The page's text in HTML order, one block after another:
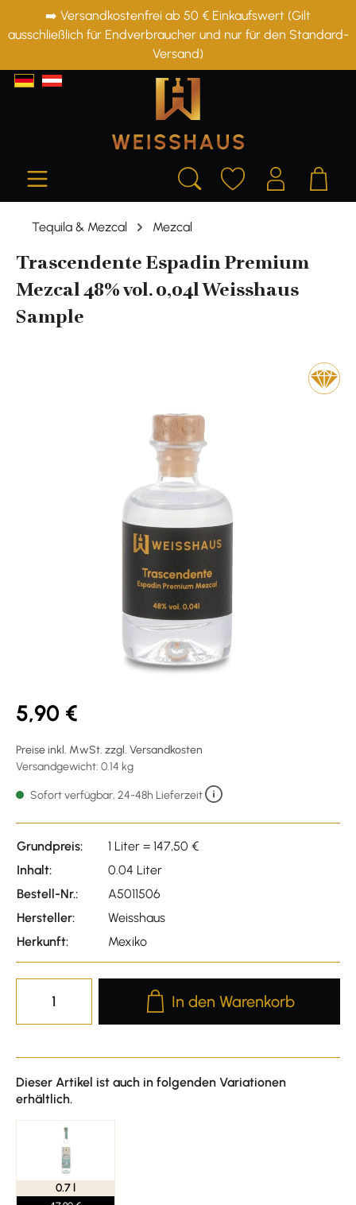
springen
➡️ Versandkostenfrei ab 50 € Einkaufswert (Gilt
ausschließlich für Endverbraucher und nur für den Standard-
Versand)
Tequila & Mezcal Mezcal
Trascendente Espadin Premium
Mezcal 48% vol. 0,04l Weisshaus
Sample
5,90 €
Preise inkl. MwSt. zzgl. Versandkosten
Versandgewicht: 0.14 kg
Sofort verfügbar, 24-48h Lieferzeit
Grundpreis:
1 Liter = 147,50 €
Inhalt:
0.04 Liter
Bestell-Nr.:
A5011506
Hersteller:
Weisshaus
Herkunft:
Mexiko
Produkt Anzahl: Gib den
In den Warenkorb
Dieser Artikel ist auch in folgenden Variationen
erhältlich.
0.7 l